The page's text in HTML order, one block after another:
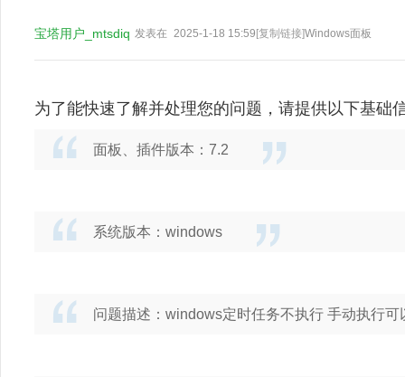
宝塔用户_mtsdiq 发表在 Windows面板
2025-1-18 15:59 [复制链接]
为了能快速了解并处理您的问题，请提供以下基础
面板、插件版本：7.2
系统版本：windows
问题描述：windows定时任务不执行 手动执行可